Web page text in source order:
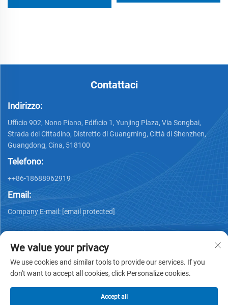
Contattaci
Indirizzo:
Ufficio 902, Nono Piano, Edificio 1, Yunjing Plaza, Via Songbai,
Strada del Cittadino, Distretto di Guangming, Città di Shenzhen,
Guangdong, Cina, 518100
Telefono:
++86-18688962919
Email:
Company E-mail: [email protected]
We value your privacy
We use cookies and similar tools to provide our services. If you
don't want to accept all cookies, click Personalize cookies.
Accept all